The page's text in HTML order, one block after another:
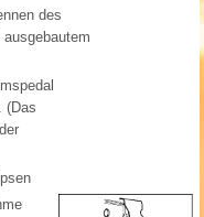
des
(Das